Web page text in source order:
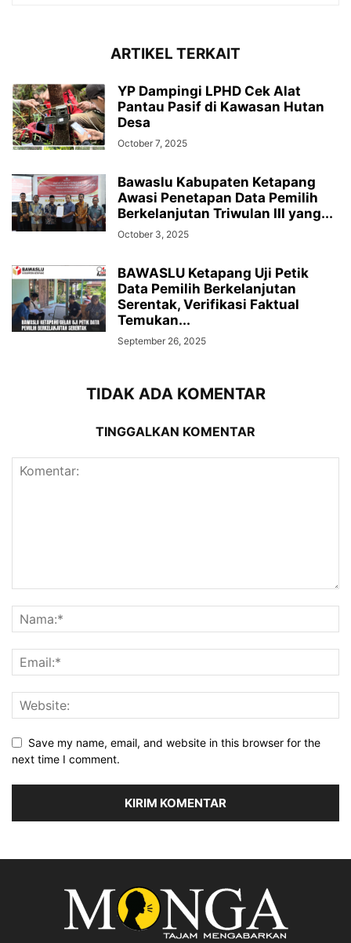
ARTIKEL TERKAIT
YP Dampingi LPHD Cek Alat
Pantau Pasif di Kawasan Hutan
Desa
October 7, 2025
Bawaslu Kabupaten Ketapang
Awasi Penetapan Data Pemilih
Berkelanjutan Triwulan III yang...
October 3, 2025
BAWASLU Ketapang Uji Petik
Data Pemilih Berkelanjutan
Serentak, Verifikasi Faktual
Temukan...
September 26, 2025
TIDAK ADA KOMENTAR
TINGGALKAN KOMENTAR
Save my name, email, and website in this browser for the
next time I comment.